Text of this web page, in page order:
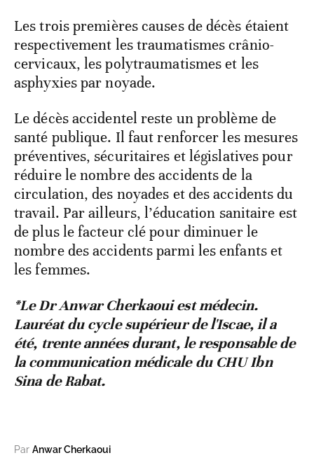
Les trois premières causes de décès étaient
respectivement les traumatismes crânio-
cervicaux, les polytraumatismes et les
asphyxies par noyade.
Le décès accidentel reste un problème de
santé publique. Il faut renforcer les mesures
préventives, sécuritaires et législatives pour
réduire le nombre des accidents de la
circulation, des noyades et des accidents du
travail. Par ailleurs, l’éducation sanitaire est
de plus le facteur clé pour diminuer le
nombre des accidents parmi les enfants et
les femmes.
*Le Dr Anwar Cherkaoui est médecin.
Lauréat du cycle supérieur de l'Iscae, il a
été, trente années durant, le responsable de
la communication médicale du CHU Ibn
Sina de Rabat.
Par Anwar Cherkaoui